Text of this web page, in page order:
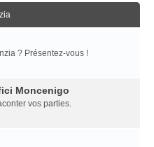
? Présentez-vous !
Moncenigo
vos parties.